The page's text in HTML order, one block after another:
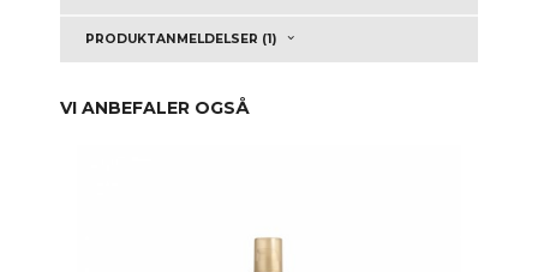
PRODUKTANMELDELSER (1)
VI ANBEFALER OGSÅ